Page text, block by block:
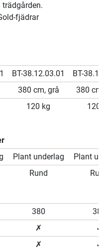
trädgården.
fjädrar
BT-38.12.03.01
BT-
380 cm, grå
380 cm,
120 kg 120
Plant underlag
Plant
Rund
380
380
✗
✓
✗
✓